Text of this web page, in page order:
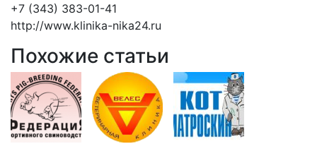
+7 (343) 383-01-41
http://www.klinika-nika24.ru
Похожие статьи